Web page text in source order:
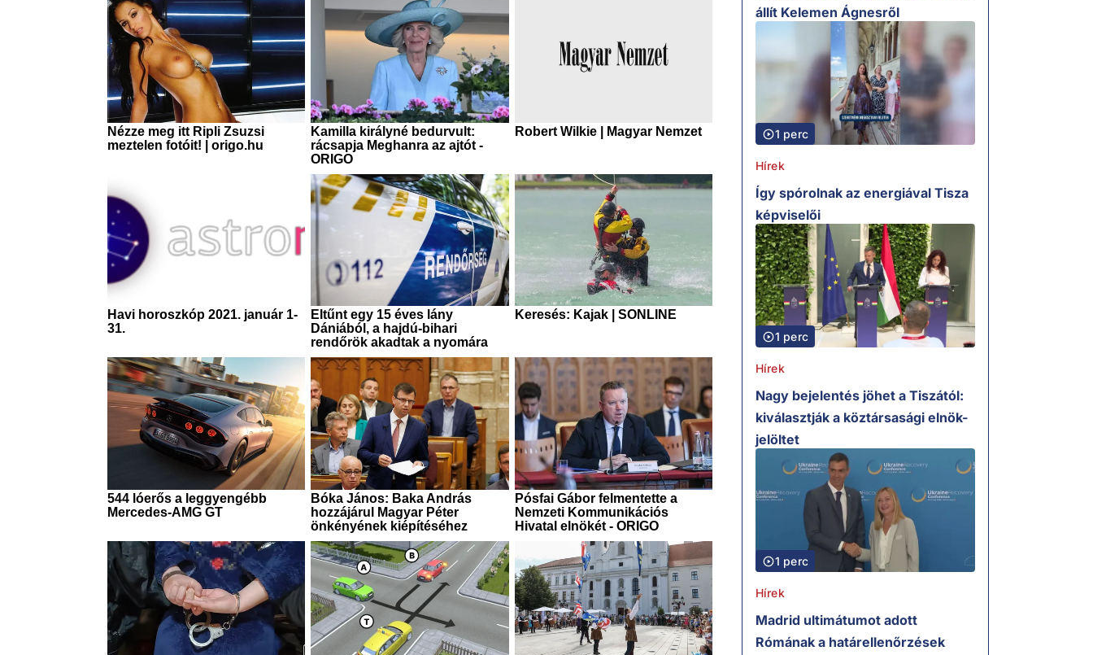
állít Kelemen Ágnesről
1 perc
Hírek
Így spórolnak az energiával Tisza
képviselői
1 perc
Hírek
Nagy bejelentés jöhet a Tiszától:
kiválasztják a köztársasági elnök-
jelöltet
1 perc
Hírek
Madrid ultimátumot adott
Rómának a határellenőrzések